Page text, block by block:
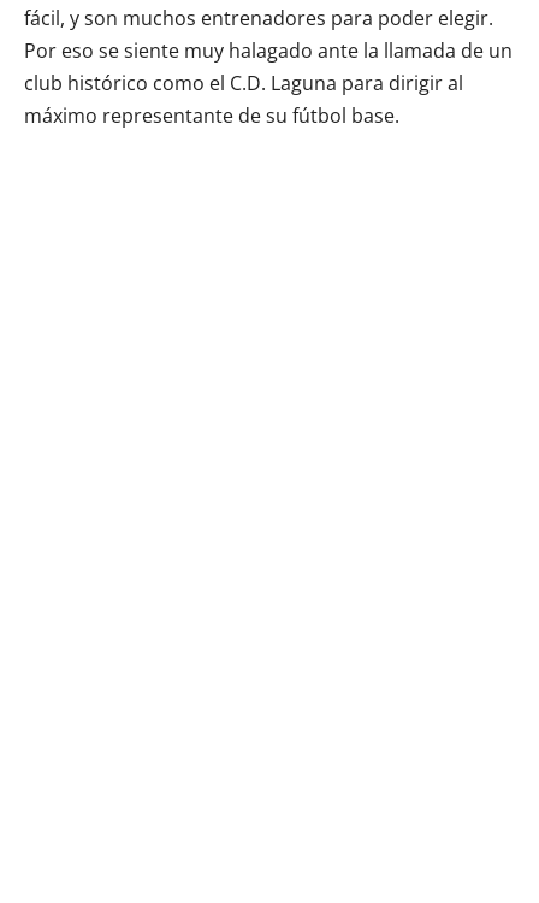
fácil, y son muchos entrenadores para poder elegir.
Por eso se siente muy halagado ante la llamada de un
club histórico como el C.D. Laguna para dirigir al
máximo representante de su fútbol base.